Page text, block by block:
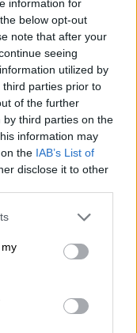
information for
below opt-out
note that after your
seeing
utilized by
parties prior to
of the further
third parties on the
information may
the IAB’s List of
disclose it to other
or more Google
You may click to
third-party tags to
in below Google
-
από τους
συμμετείχε
τους πέταξε
με ρίψη